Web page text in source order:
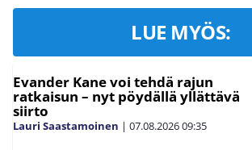
LUE MYÖS:
Evander Kane voi tehdä rajun
ratkaisun – nyt pöydällä yllättävä
siirto
Lauri Saastamoinen | 07.08.202609:35